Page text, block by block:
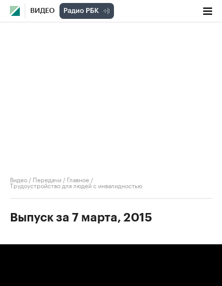
ВИДЕО
Видео / Передачи / Главное /
Трудоустройство для людей с инвалидностью
Выпуск за 7 марта, 2015